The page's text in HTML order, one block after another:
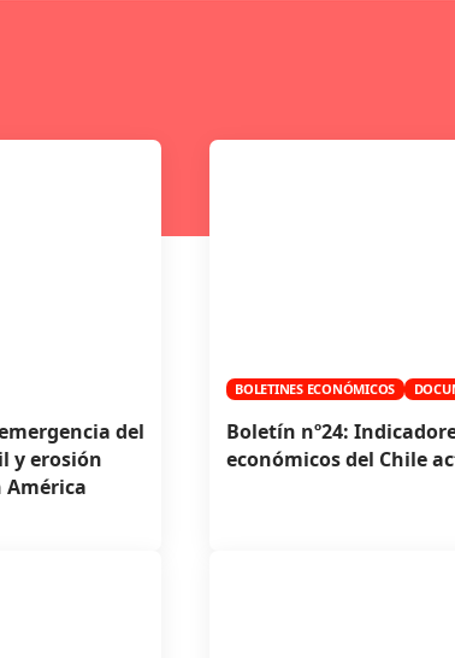
del
y erosión
América
BOLETINES ECONÓMICOS
Boletín nº24:
económicos del Chile